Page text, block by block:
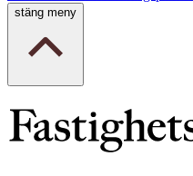
stäng meny